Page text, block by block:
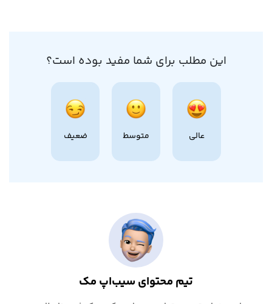
این مطلب برای شما مفید بوده است؟
عالی متوسط ضعیف
تیم محتوای سیب‌اپ مک